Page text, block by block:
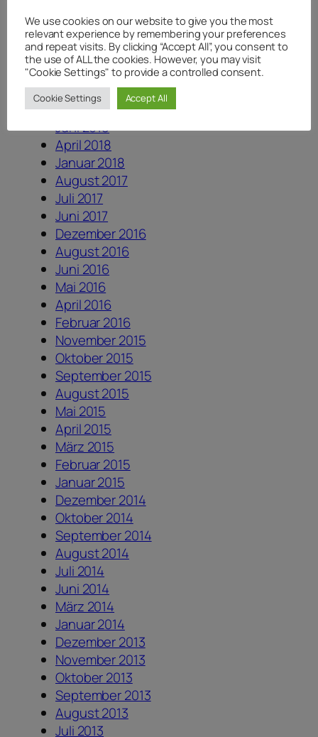
Juni 2020
Mai 2020
April 2020
August 2019
August 2018
Juli 2018
Juni 2018
April 2018
Januar 2018
August 2017
Juli 2017
Juni 2017
Dezember 2016
August 2016
Juni 2016
Mai 2016
April 2016
Februar 2016
November 2015
Oktober 2015
September 2015
August 2015
Mai 2015
April 2015
März 2015
Februar 2015
Januar 2015
Dezember 2014
Oktober 2014
September 2014
August 2014
Juli 2014
Juni 2014
März 2014
Januar 2014
Dezember 2013
November 2013
Oktober 2013
September 2013
August 2013
Juli 2013
We use cookies on our website to give you the most
relevant experience by remembering your preferences
and repeat visits. By clicking “Accept All”, you consent to
the use of ALL the cookies. However, you may visit
"Cookie Settings" to provide a controlled consent.
Cookie Settings Accept All